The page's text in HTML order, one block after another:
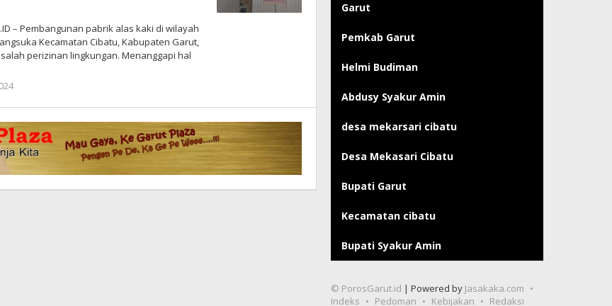
– Pembangunan pabrik alas kaki di wilayah
Kecamatan Cibatu, Kabupaten Garut,
perizinan lingkungan. Menanggapi hal
Garut
Pemkab Garut
Helmi Budiman
Abdusy Syakur Amin
desa mekarsari cibatu
Desa Mekasari Cibatu
Bupati Garut
Kecamatan cibatu
Bupati Syakur Amin
© PorosGarut.id | Powered by Jasakaka.com
Indeks
Pedoman Kebijakan Redaksi